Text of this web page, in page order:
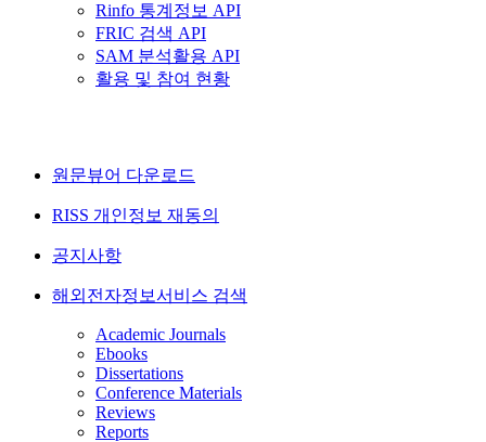
Rinfo 통계정보 API
FRIC 검색 API
SAM 분석활용 API
활용 및 참여 현황
원문뷰어 다운로드
RISS 개인정보 재동의
공지사항
해외전자정보서비스 검색
Academic Journals
Ebooks
Dissertations
Conference Materials
Reviews
Reports